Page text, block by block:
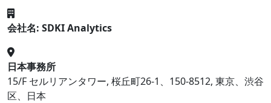
会社名: SDKI Analytics
日本事務所
15/F セルリアンタワー, 桜丘町26-1、150-8512, 東京、渋谷
区、日本